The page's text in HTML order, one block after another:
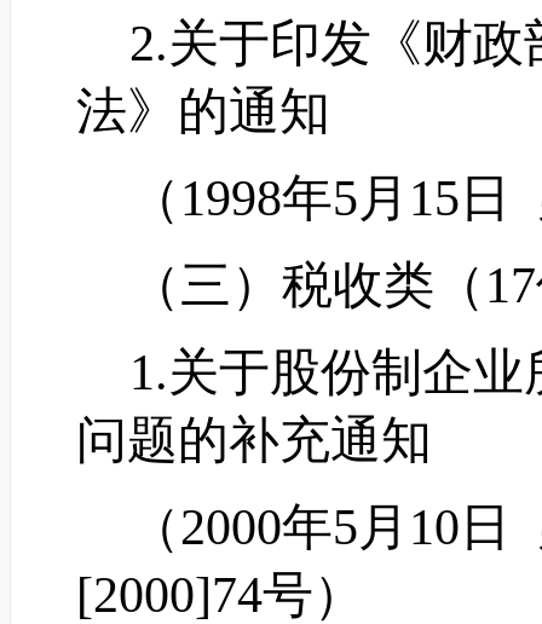
2.关于印发《财政
法》的通知
（1998年5月15
（三）税收类（
1.关于股份制企业
问题的补充通知
（2000年5月10
[2000]74号）